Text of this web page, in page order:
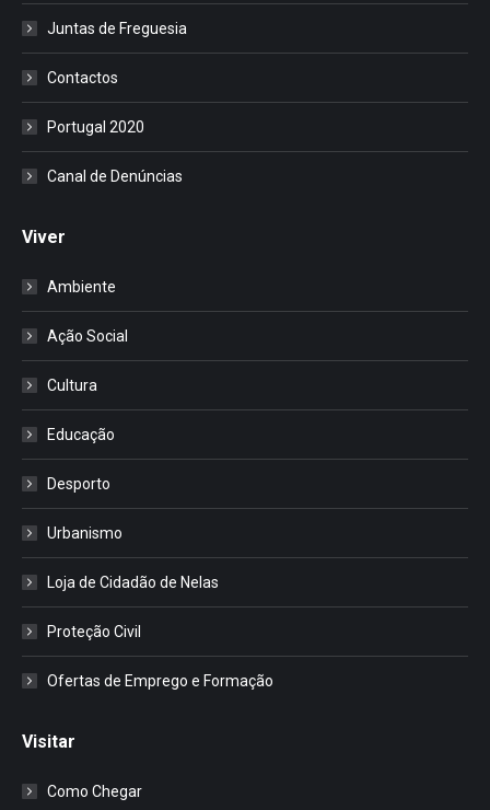
Juntas de Freguesia
Contactos
Portugal 2020
Canal de Denúncias
Viver
Ambiente
Ação Social
Cultura
Educação
Desporto
Urbanismo
Loja de Cidadão de Nelas
Proteção Civil
Ofertas de Emprego e Formação
Visitar
Como Chegar